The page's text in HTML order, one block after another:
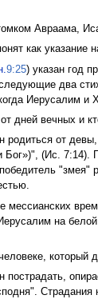
Авраама,
как указание
9:25) указан год
два
Иерусалим и
от дней вечных
от
(Ис. 7:14).
мессианских
на